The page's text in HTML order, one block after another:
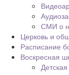
СМИ о
Церковь и
Расписание
Воскресная
Детская